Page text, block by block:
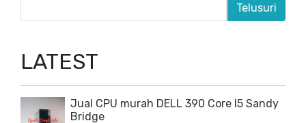
LATEST
Jual CPU murah DELL 390 Core I5 Sandy
Bridge